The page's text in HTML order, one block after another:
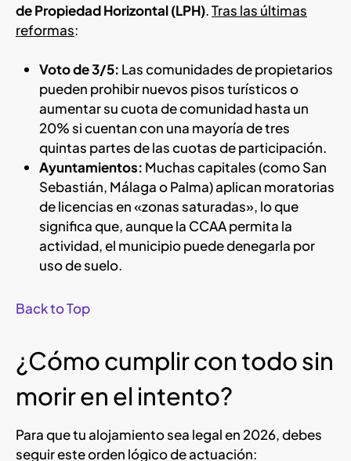
de Propiedad Horizontal (LPH).Tras las últimas
reformas:
Voto de 3/5: Las comunidades de propietarios
pueden prohibir nuevos pisos turísticos o
aumentar su cuota de comunidad hasta un
20% si cuentan con una mayoría de tres
quintas partes de las cuotas de participación.
Ayuntamientos: Muchas capitales (como San
Sebastián, Málaga o Palma) aplican moratorias
de licencias en «zonas saturadas», lo que
significa que, aunque la CCAA permita la
actividad, el municipio puede denegarla por
uso de suelo.
Back to Top
¿Cómo cumplir con todo sin
morir en el intento?
Para que tu alojamiento sea legal en 2026, debes
seguir este orden lógico de actuación: